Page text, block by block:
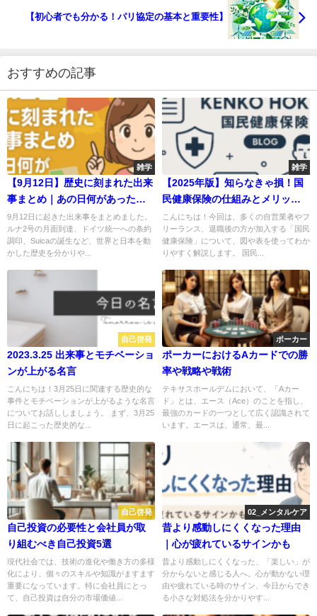
【初心者でも分かる！パリ協定の基本と重要性】
おすすめの記事
雑学
【9月12日】歴史に刻まれた出来
事まとめ｜あの日何があった
の？
9月12日に起きた出来事をまとめました。
ルナ2号の月面到達、ドイツ統一への条約
調印、Suicaの誕生など、世界と日本を動
かした歴史を分かりや...
雑学
【2025年版】知らなきゃ損！国
民健康保険の仕組みとメリット
をわかりやすく解説🏥💡
こんにちは！今回は、多くの自営業者やフ
リーランス、退職後の方が加入する「国民
健康保険」について、図や表を使ってわか
りやすく解説します。 国民...
自己啓発
2023.3.25 出来事とモチベーショ
ンが上がる名言
こんにちは！3月25日に関連する歴史的な
事件とモチベーションが上がるような名言
についてお話ししましょう。 まず、3月25
日に起こった歴史的な...
ポーカー
ポーカーにおけるAカードでの勝
率や戦略や戦術
テキサスホールデムにおいて、「Aカー
ド」とは、エース（Ace）のことを指し、
最強のカードの一つとして広く認識されて
います。エースは、通常、最...
自己啓発
自己投資の必要性と会社員が取
り組むべき自己投資5選
現代社会では、技術の進化や働き方の多様
化により、個々のスキルや知識がますます
重要になっています。特に会社員にとっ
て、自己投資は自分の市場価値...
02_メンタルケア
昔より感動しにくくなった理由
｜心が疲れているサインかも
昔より感動しにくくなった、「楽しい」が
分からないと感じる人へ。心が動かない理
由や疲れている時のサイン、今日からでき
る小さな対処法を分かりやす...